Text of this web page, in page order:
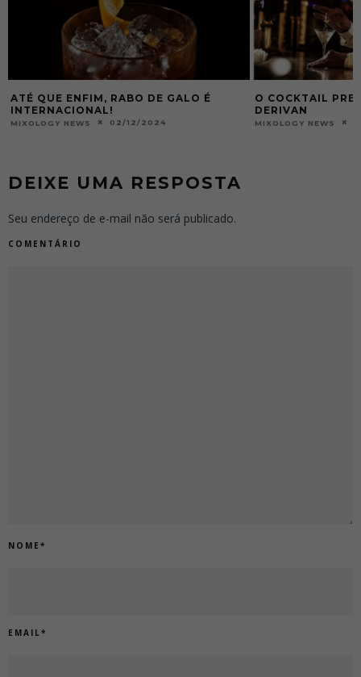
ENFIM, RABO DE GALO É
NEWS 02/12/2024
O COCKTAIL
DERIVAN
MIXOLOGY NEWS 18/05/
DEIXE UMA RESPOSTA
Seu endereço de e-mail não será publicado.
COMENTÁRIO
NOME *
EMAIL*